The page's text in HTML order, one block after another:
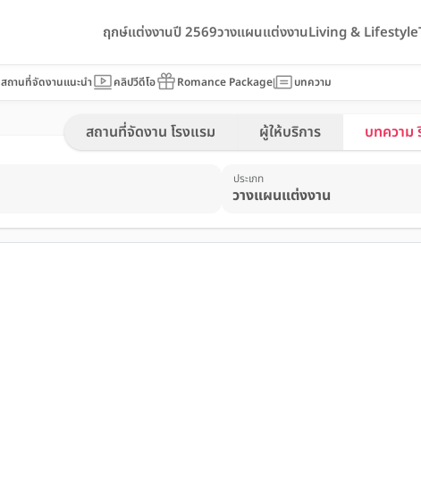
ฤกษ์แต่งงานปี 2569วางแผนแต่งงานLiving & Lifestyle
สถานที่จัดงานแนะนำ คลิปวีดีโอ Romance Package บทความ
สถานที่จัดงาน โรงแรม ผู้ให้บริการ บทความ
ประเภท